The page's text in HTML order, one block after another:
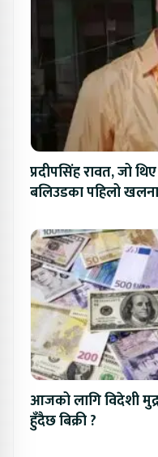
प्रदीपसिंह रावत, जो
बलिउडका पहिलो
आजको लागि विदेशी
हुँदैछ बिक्री ?